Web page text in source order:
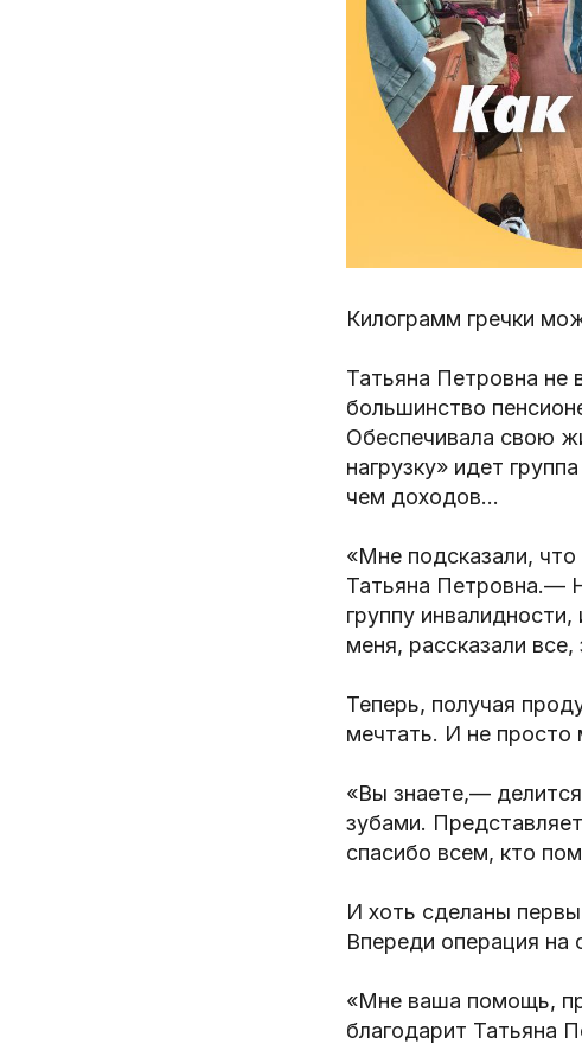
Килограмм гречки
Татьяна Петровна не
большинство
Обеспечивала свою
нагрузку» идет
чем доходов…
«Мне подсказали,
Татьяна Петровна.—
группу
меня, рассказали
Теперь, получая
мечтать. И не просто
«Вы знаете,—
зубами.
спасибо всем, кто
И хоть сделаны
Впереди операция на
«Мне ваша помощь,
благодарит Татьяна